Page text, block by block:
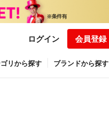
ログイン 会員登録
リから探す ブランドから探す